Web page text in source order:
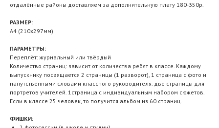
отдалённые районы доставляем за дополнительную плату 180-350р.
РАЗМЕР:
А4 (210х297мм)
ПАРАМЕТРЫ:
Переплёт: журнальный или твёрдый
Количество страниц: зависит от количества ребят в классе. Каждому
выпускнику посвящается 2 страницы (1 разворот), 1 страница с фото и
напутственными словами классного руководителя. две страницы для
портретов учителей. 1страница с индивидуальным набором сюжетов.
Если в классе 25 человек, то получится альбом из 60 страниц.
ФИШКИ: